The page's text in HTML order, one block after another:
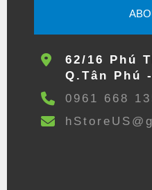
62/16 Phú
Q.Tân Phú -
0961 668